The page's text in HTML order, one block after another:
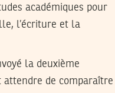
académiques pour
l’écriture et la
la deuxième
attendre de comparaître